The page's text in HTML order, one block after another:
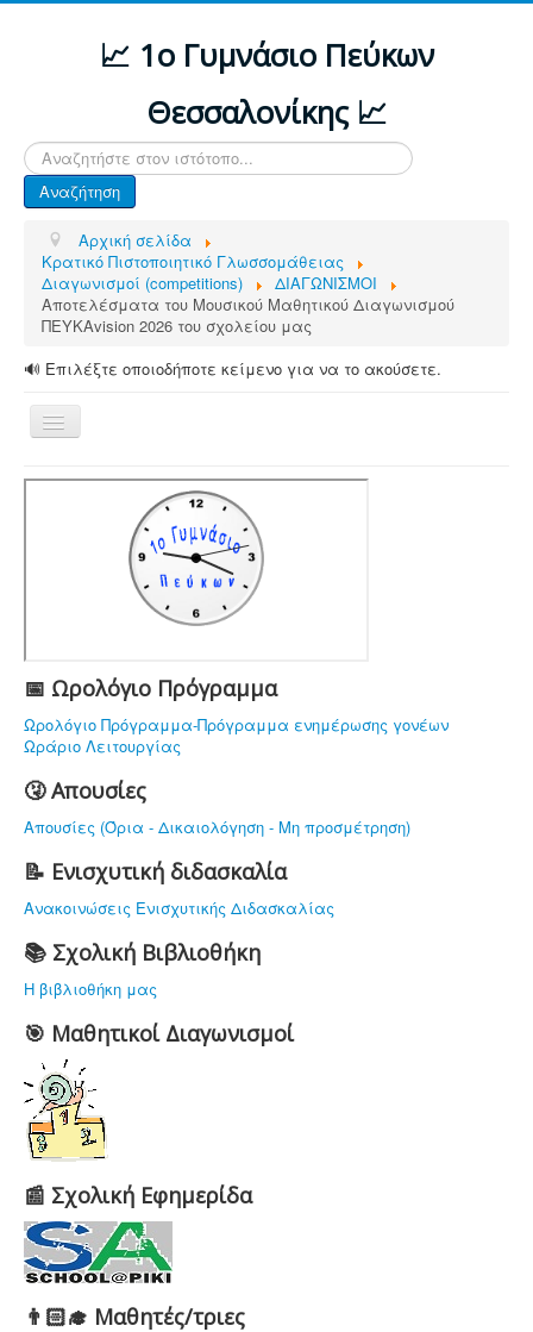
📈 1ο Γυμνάσιο Πεύκων
Θεσσαλονίκης 📈
Αναζήτηση...
Αναζήτηση
Αρχική σελίδα
Κρατικό Πιστοποιητικό Γλωσσομάθειας
Διαγωνισμοί (competitions)
ΔΙΑΓΩΝΙΣΜΟΙ
Αποτελέσματα του Μουσικού Μαθητικού Διαγωνισμού
ΠΕΥΚΑvision 2026 του σχολείου μας
🔊 Επιλέξτε οποιοδήποτε κείμενο για να το ακούσετε.
Εναλλαγή
πλοήγησης
ΑΡΧΙΚΗ
ΔΙΑΦΟΡΕΣ ΑΝΑΚΟΙΝΩΣΕΙΣ
ΤΟ ΣΧΟΛΕΙΟ ΜΑΣ
ΔΡΑΣΤΗΡΙΟΤΗΤΕΣ
ΝΟΜΟΘΕΣΙΑ
ΕΠΙΚΟΙΝΩΝΙΑ
📅 Ωρολόγιο Πρόγραμμα
Ωρολόγιο Πρόγραμμα-Πρόγραμμα ενημέρωσης γονέων
Ωράριο Λειτουργίας
🤧 Απουσίες
Απουσίες (Όρια - Δικαιολόγηση - Μη προσμέτρηση)
📝 Ενισχυτική διδασκαλία
Ανακοινώσεις Ενισχυτικής Διδασκαλίας
📚 Σχολική Βιβλιοθήκη
Η βιβλιοθήκη μας
🎯 Μαθητικοί Διαγωνισμοί
📰 Σχολική Εφημερίδα
👨🏻‍🎓 Μαθητές/τριες